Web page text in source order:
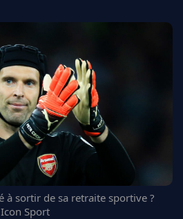
à sortir de sa retraite sportive ?
Icon Sport